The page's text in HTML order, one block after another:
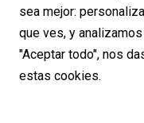
sea mejor:
que ves, y
"Aceptar todo", nos
estas cookies.